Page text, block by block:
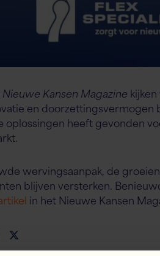
Nieuwe Kansen Magazine
en
oplossingen heeft gevonden
wervingsaanpak, de
blijven versterken.
in het Nieuwe Kansen
WhatsApp